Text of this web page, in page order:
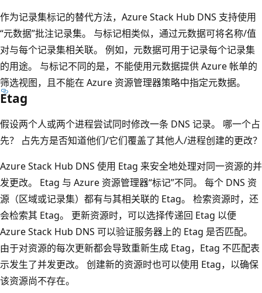
作为记录集标记的替代方法，Azure Stack Hub DNS 支持使用
“元数据”批注记录集。 与标记相类似，通过元数据可将名称/值
对与每个记录集相关联。 例如，元数据可用于记录每个记录集
的用途。 与标记不同的是，不能使用元数据提供 Azure 帐单的
筛选视图，且不能在 Azure 资源管理器策略中指定元数据。
Etag
假设两个人或两个进程尝试同时修改一条 DNS 记录。 哪一个占
先？ 占先方是否知道他们/它们覆盖了其他人/进程创建的更改？
Azure Stack Hub DNS 使用 Etag 来安全地处理对同一资源的并
发更改。 Etag 与 Azure 资源管理器“标记”不同。 每个 DNS 资
源（区域或记录集）都有与其相关联的 Etag。 检索资源时，还
会检索其 Etag。 更新资源时，可以选择传递回 Etag 以便
Azure Stack Hub DNS 可以验证服务器上的 Etag 是否匹配。
由于对资源的每次更新都会导致重新生成 Etag，Etag 不匹配表
示发生了并发更改。 创建新的资源时也可以使用 Etag，以确保
该资源尚不存在。